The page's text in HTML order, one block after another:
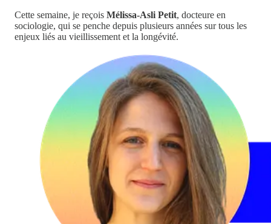
Cette semaine, je reçois Mélissa-Asli Petit, docteure en
sociologie, qui se penche depuis plusieurs années sur tous les
enjeux liés au vieillissement et la longévité.